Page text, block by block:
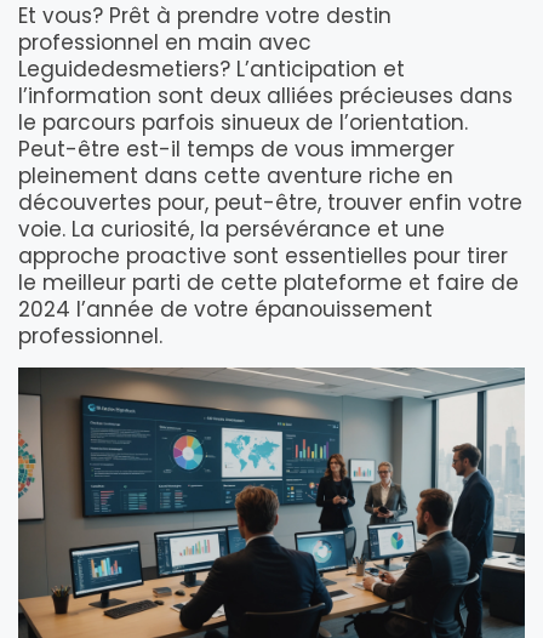
Et vous? Prêt à prendre votre destin
professionnel en main avec
Leguidedesmetiers? L’anticipation et
l’information sont deux alliées précieuses dans
le parcours parfois sinueux de l’orientation.
Peut-être est-il temps de vous immerger
pleinement dans cette aventure riche en
découvertes pour, peut-être, trouver enfin votre
voie. La curiosité, la persévérance et une
approche proactive sont essentielles pour tirer
le meilleur parti de cette plateforme et faire de
2024 l’année de votre épanouissement
professionnel.